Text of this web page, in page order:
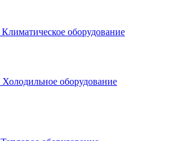
Климатическое оборудование
Холодильное оборудование